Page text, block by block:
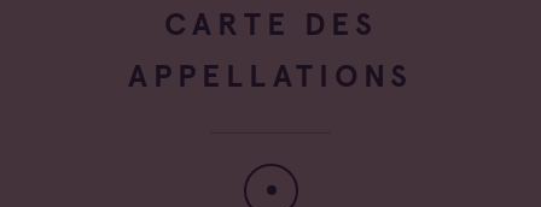
CARTE DES
APPELLATIONS